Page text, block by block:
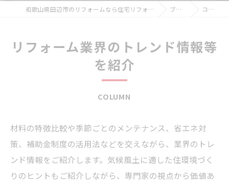
和歌山県田辺市のリフォームなら住宅リフォーム館 ブログ コラム
リフォーム業界のトレンド情報等
を紹介
COLUMN
材料の特徴比較や季節ごとのメンテナンス、省エネ対
策、補助金制度の活用法などを交えながら、業界のトレ
ンド情報をご紹介します。気候風土に適した住環境づく
りのヒントもご紹介しながら、専門家の視点から価値あ